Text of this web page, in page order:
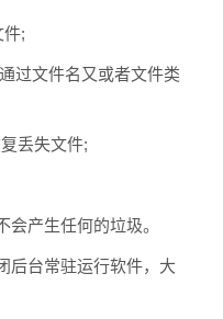
件;
过文件名又或者文件类
丢失文件;
产生任何的垃圾。
后台常驻运行软件，大